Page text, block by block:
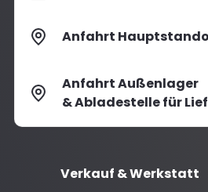
Anfahrt
Anfahrt Außenlager
& Abladestelle für
Verkauf & Werkstatt